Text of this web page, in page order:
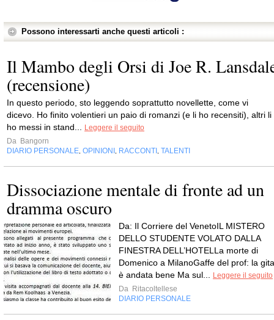
Possono interessarti anche questi articoli :
Il Mambo degli Orsi di Joe R.
(recensione)
In questo periodo, sto leggendo soprattutto novellette, come vi
dicevo. Ho finito volentieri un paio di romanzi (e li ho recensiti), altri li
ho messi in stand... Leggere il seguito
Da Bangorn
DIARIO PERSONALE, OPINIONI , RACCONTI , TALENTI
Dissociazione mentale di fronte ad un
dramma oscuro
Da: Il Corriere del VenetoIL MISTERO
DELLO STUDENTE VOLATO DALLA
FINESTRA DELL’HOTELLa morte di
Domenico a MilanoGaffe del prof: la gita
è andata bene Ma sul... Leggere il seguito
Da Ritacoltellese
DIARIO PERSONALE